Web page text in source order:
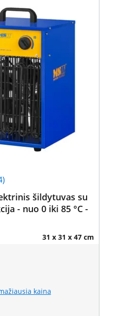
šildytuvas su
- nuo 0 iki 85 °C -
31 x 31 x 47 cm
kaina